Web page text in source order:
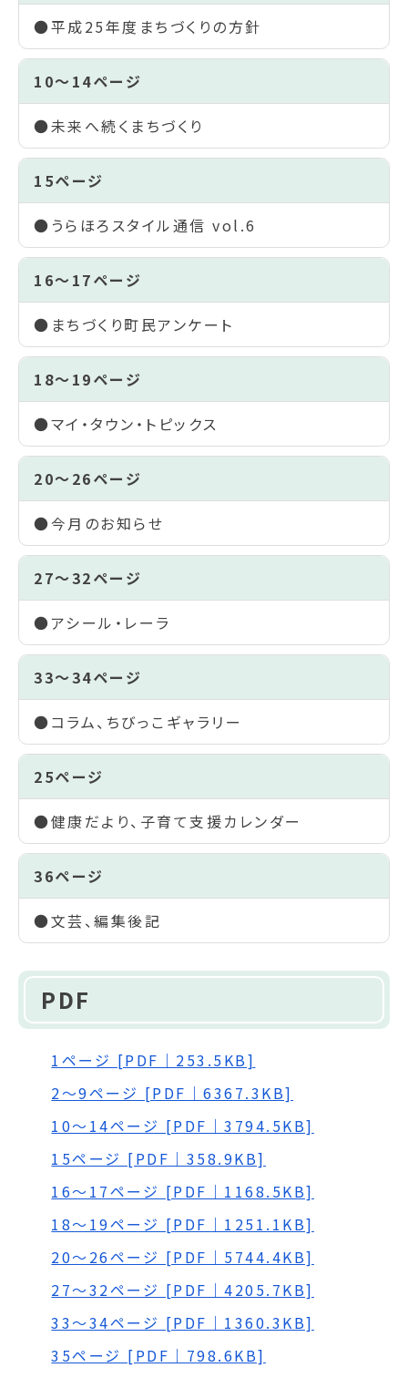
●平成25年度まちづくりの方針
10～14ページ
●未来へ続くまちづくり
15ページ
●うらほろスタイル通信 vol.6
16～17ページ
●まちづくり町民アンケート
18～19ページ
●マイ・タウン・トピックス
20～26ページ
●今月のお知らせ
27～32ページ
●アシール・レーラ
33～34ページ
●コラム、ちびっこギャラリー
25ページ
●健康だより、子育て支援カレンダー
36ページ
●文芸、編集後記
PDF
1ページ [PDF｜253.5KB]
2～9ページ [PDF｜6367.3KB]
10～14ページ [PDF｜3794.5KB]
15ページ [PDF｜358.9KB]
16～17ページ [PDF｜1168.5KB]
18～19ページ [PDF｜1251.1KB]
20～26ページ [PDF｜5744.4KB]
27～32ページ [PDF｜4205.7KB]
33～34ページ [PDF｜1360.3KB]
35ページ [PDF｜798.6KB]